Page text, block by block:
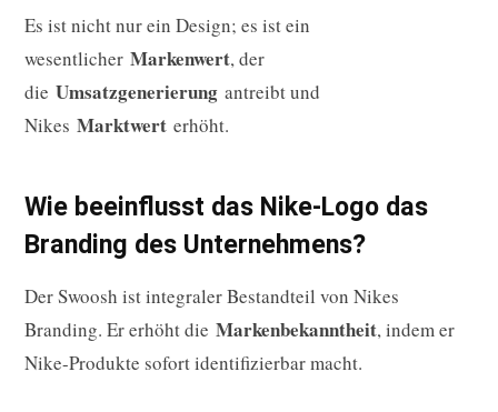
Es ist nicht nur ein Design; es ist ein
wesentlicher Markenwert, der
die Umsatzgenerierung antreibt und
Nikes Marktwert erhöht.
Wie beeinflusst das Nike-Logo das
Branding des Unternehmens?
Der Swoosh ist integraler Bestandteil von Nikes
Branding. Er erhöht die Markenbekanntheit, indem er
Nike-Produkte sofort identifizierbar macht.